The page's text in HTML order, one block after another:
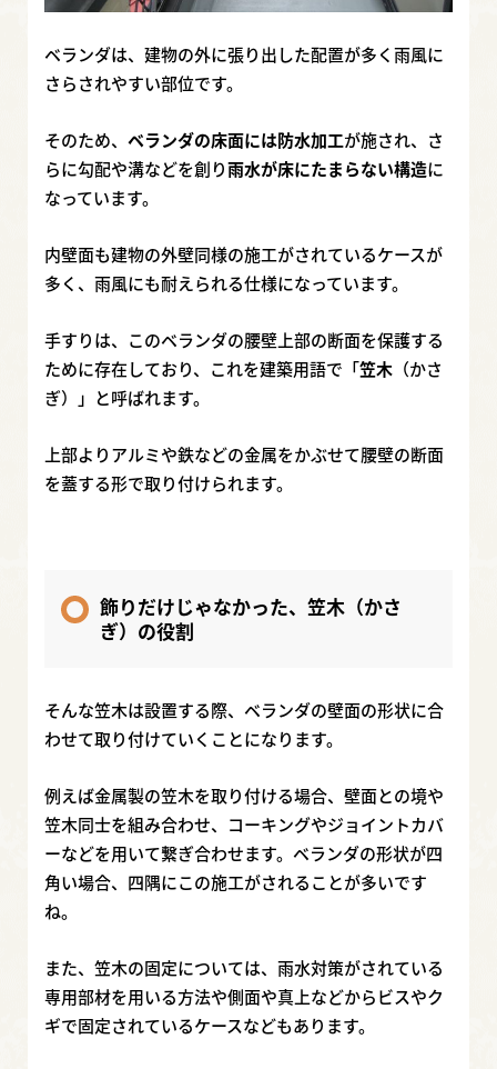
ベランダは、建物の外に張り出した配置が多く雨風に
さらされやすい部位です。
そのため、 ベランダの床面には防水加工が施され、さ
らに勾配や溝などを創り雨水が床にたまらない構造に
なっています。
内壁面も建物の外壁同様の施工がされているケースが
多く、雨風にも耐えられる仕様になっています。
手すりは、このベランダの腰壁上部の断面を保護する
ために存在しており、これを建築用語で「笠木 （かさ
ぎ）」と呼ばれます。
上部よりアルミや鉄などの金属をかぶせて腰壁の断面
を蓋する形で取り付けられます。
飾りだけじゃなかった、笠木（かさ
ぎ）の役割
そんな笠木は設置する際、ベランダの壁面の形状に合
わせて取り付けていくことになります。
例えば金属製の笠木を取り付ける場合、壁面との境や
笠木同士を組み合わせ、コーキングやジョイントカバ
ーなどを用いて繋ぎ合わせます。ベランダの形状が四
角い場合、四隅にこの施工がされることが多いです
ね。
また、笠木の固定については、雨水対策がされている
専用部材を用いる方法や側面や真上などからビスやク
ギで固定されているケースなどもあります。